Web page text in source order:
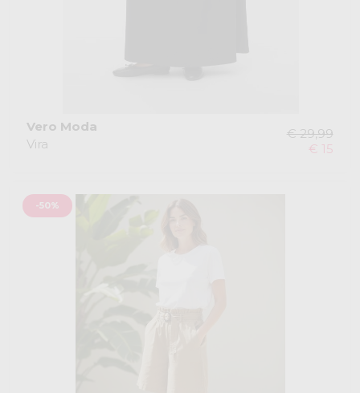
Vero Moda
Vira
€ 29,99
€ 15
-50%